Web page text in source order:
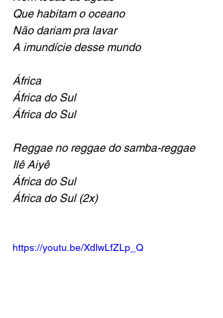
Que habitam o oceano
Não dariam pra lavar
A imundície desse mundo
África
África do Sul
África do Sul
Reggae no reggae do samba-reggae
Ilê Aiyê
África do Sul
África do Sul (2x)
https://youtu.be/XdlwLfZLp_Q